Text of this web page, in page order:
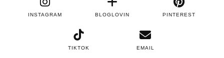
INSTAGRAM BLOGLOVIN PINTEREST
TIKTOK EMAIL